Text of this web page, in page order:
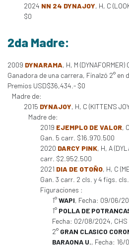
2024 NN 24 DYNAJOY, H, C
$0
2da Madre:
2009 DYNARAMA, H, M
Ganadora de una carrera, Finalzó 2° en
Premios USD$36,434.- $0
Madre de:
2015 DYNAJOY, H, C (KITTEN'S
Madre de:
2019 EJEMPLO DE VALOR,
Gan. 5 carr. $16.970.500
2020 DARCY PINK, H, A
carr. $2.952.500
2021 DIA DE OTOÑO, H, C
Gan. 3 carr. 2 cls. y 4 figs.
Figuraciones :
1°WAPI, Fecha: 09/06/
1° POLLA DE
Fecha: 02/08/2024, CHS
2° GRAN CLASICO
BARAONA U., Fecha: 16/